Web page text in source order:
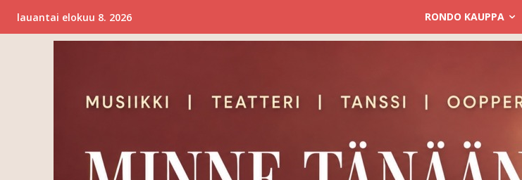
lauantai elokuu 8. 2026 RONDO KAUPPA